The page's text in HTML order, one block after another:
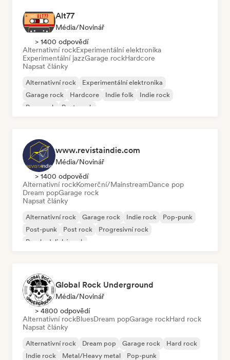
Alt77
Média/novinář
> 1400 odpovědí
Alternativní rockExperimentální elektronika
Experimentální jazzGarage rockHardcore
Napsat články
Alternativní rock
Experimentální elektronika
Garage rock
Hardcore Indie folk
Indie rock
Pop-punk
Post-punk
www.revistaindie.com
Média/novinář
> 1400 odpovědí
Alternativní rockKomerční/MainstreamDance pop
Dream popGarage rock
Napsat články
Alternativní rock Garage rock Indie rock
Pop-punk
Post-punk
Post rock
Progresivní rock
Psychedelický rock
Global Rock Underground
Média/novinář
> 4800 odpovědí
Alternativní rockBluesDream popGarage rockHard rock
Napsat články
Alternativní rock Dream pop Garage rock
Hard rock
Indie rock
Metal/Heavy metal
Pop-punk